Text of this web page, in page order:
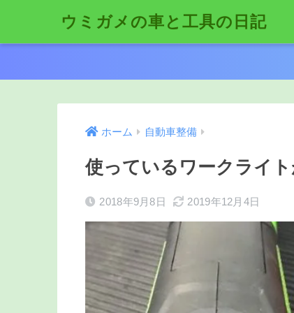
ウミガメの車と工具の日記
ホーム 自動車整備
使っているワークライ
2018年9月8日 2019年12月4日